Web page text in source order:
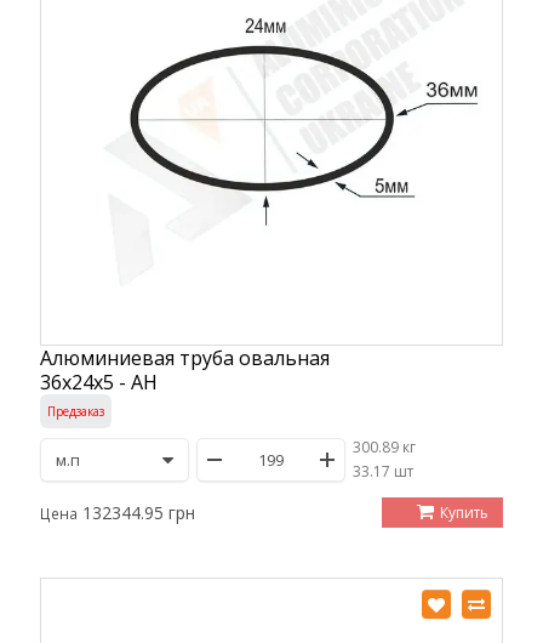
Алюминиевая труба овальная
36х24х5 - АН
Предзаказ
300.89 кг
/33.17 шт
Цена 132344.95 грн Купить